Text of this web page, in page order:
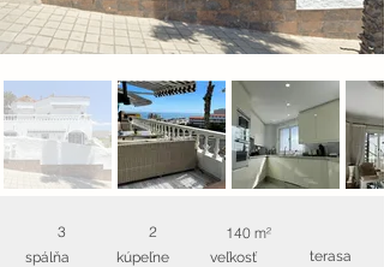
3
spálňa
2
kúpeľne
140 m²
veľkosť terasa